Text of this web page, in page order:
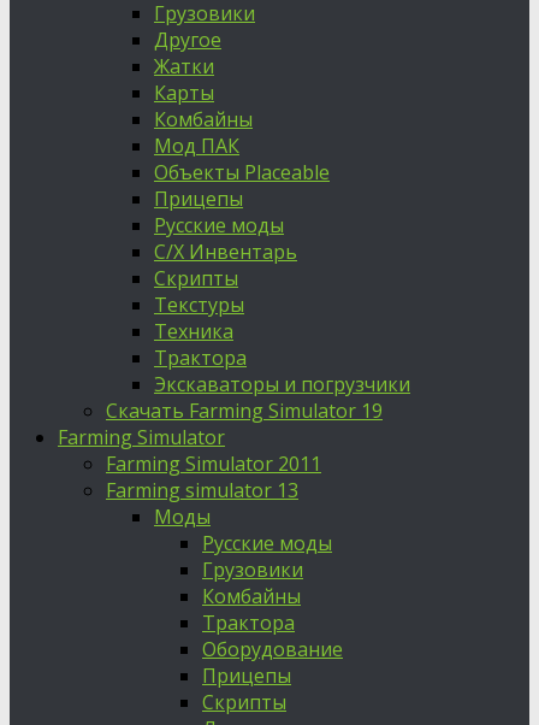
Грузовики
Другое
Жатки
Карты
Комбайны
Мод ПАК
Объекты Placeable
Прицепы
Русские моды
С/Х Инвентарь
Скрипты
Текстуры
Техника
Трактора
Экскаваторы и погрузчики
Скачать Farming Simulator 19
Farming Simulator
Farming Simulator 2011
Farming simulator 13
Моды
Русские моды
Грузовики
Комбайны
Трактора
Оборудование
Прицепы
Скрипты